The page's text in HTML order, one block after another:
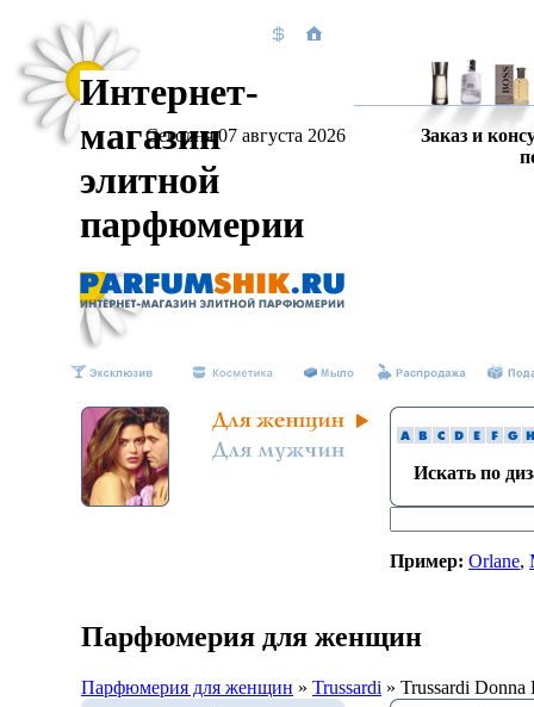
Интернет-
магазин
элитной
парфюмерии
Сегодня 07 августа 2026
Заказ и
Искать по
Пример: Orlane,
Парфюмерия для женщин
Парфюмерия для женщин » Trussardi » Trussardi Donna